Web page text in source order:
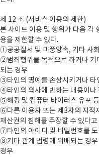
제 12 조 (서비스 이용의 제한)
본 사이트 이용 및 행위가 다음 각
용을 제한할 수 있다.
①공공질서 및 미풍양속, 기타 사
②범죄행위를 목적으로 하거나 기
되는 경우
③타인의 명예를 손상시키거나 타
④타인의 의사에 반하는 내용이나
⑤해킹 및 컴퓨터 바이러스 유포
⑥다른 이용자 또는 제3자의 지적
재산권의 침해를 주장할 수 있다
⑦타인의 아이디 및 비밀번호를 도
⑧기타 관계 법령에 위배되는 경
경우